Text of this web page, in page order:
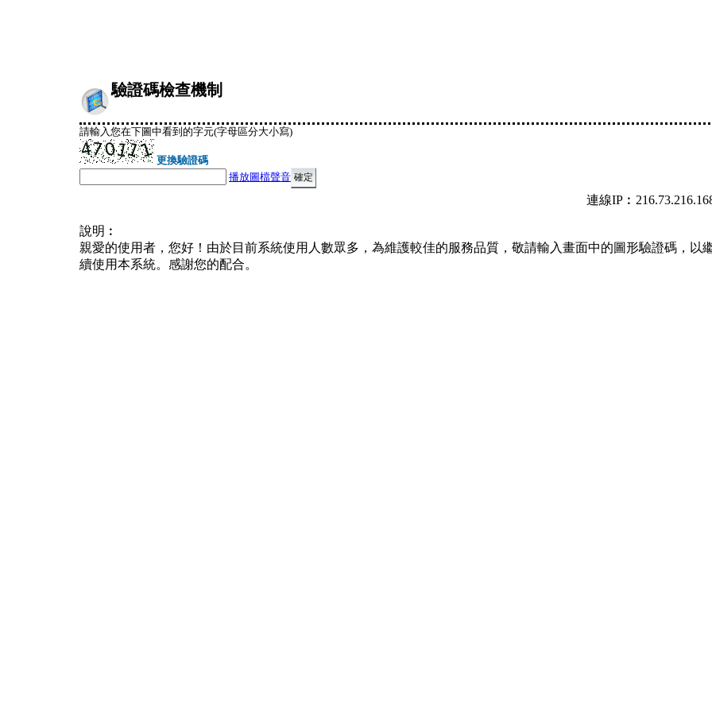
驗證碼檢查機制
請輸入您在下圖中看到的字元(字母區分大小寫)
更換驗證碼
播放圖檔聲音
連線
說明︰
親愛的使用者，您好！由於目前系統使用人數眾多，為維護較佳的服務品質，敬請輸入畫面中的圖形驗證碼，以
續使用本系統。感謝您的配合。